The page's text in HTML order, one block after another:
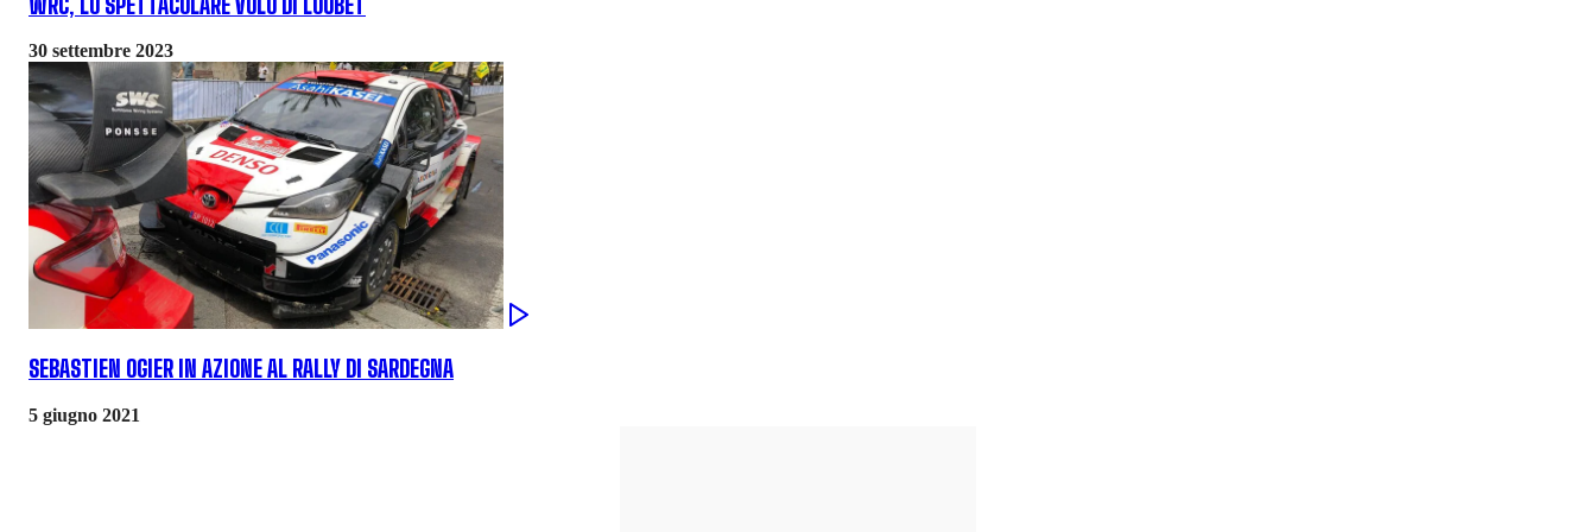
WRC, LO SPETTACOLARE VOLO DI LOUBET
30 settembre 2023
SEBASTIEN OGIER IN AZIONE AL RALLY DI SARDEGNA
5 giugno 2021